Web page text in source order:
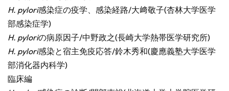
H. pylori感染症の疫学、感染経路/大﨑敬子(杏林大学医学
部感染症学)
H. pyloriの病原因子/中野政之(長崎大学熱帯医学研究所)
H. pylori感染と宿主免疫応答/鈴木秀和(慶應義塾大学医学
部消化器内科学)
臨床編